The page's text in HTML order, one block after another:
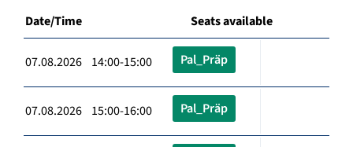
Date/Time Seats available
07.08.2026 14:00-15:00 Pal_Präp
07.08.2026 15:00-16:00 Pal_Präp